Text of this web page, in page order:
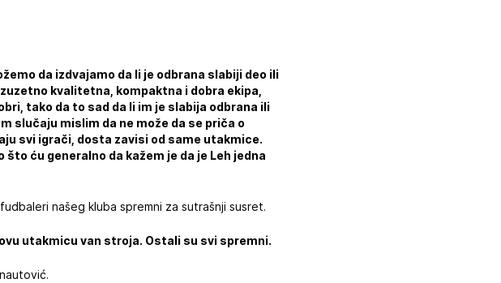
da izdvajamo da li je odbrana slabiji deo ili
kvalitetna, kompaktna i dobra ekipa,
tako da to sad da li im je slabija odbrana ili
slučaju mislim da ne može da se priča o
svi igrači, dosta zavisi od same utakmice.
ću generalno da kažem je da je Leh jedna
našeg kluba spremni za sutrašnji susret.
utakmicu van stroja. Ostali su svi spremni.